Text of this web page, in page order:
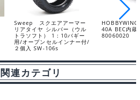
Sweep スクエアアーマー
リアタイヤ シルバー（ウル
トラソフト） 1：10バギー
用/オープンセルインナー付/
２個入 SW-106s
HOBBYWING
40A BEC内
80060020
関連カテゴリ